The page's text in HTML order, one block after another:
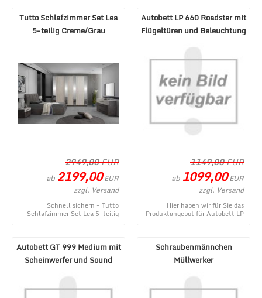
Tutto Schlafzimmer Set Lea
5-teilig Creme/Grau
2949,00EUR
ab 2199,00EUR
zzgl. Versand
Schnell sichern - Tutto
Schlafzimmer Set Lea 5-teilig
Autobett LP 660 Roadster mit
Flügeltüren und Beleuchtung
1149,00EUR
ab 1099,00EUR
zzgl. Versand
Hier haben wir für Sie das
Produktangebot für Autobett LP
Autobett GT 999 Medium mit
Scheinwerfer und Sound
Schraubenmännchen
Müllwerker